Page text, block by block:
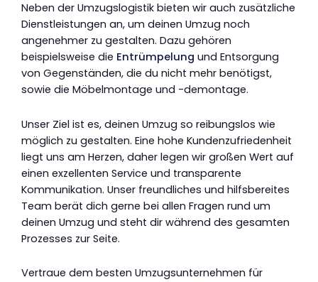
Neben der Umzugslogistik bieten wir auch zusätzliche
Dienstleistungen an, um deinen Umzug noch
angenehmer zu gestalten. Dazu gehören
beispielsweise die Entrümpelung und Entsorgung
von Gegenständen, die du nicht mehr benötigst,
sowie die Möbelmontage und -demontage.
Unser Ziel ist es, deinen Umzug so reibungslos wie
möglich zu gestalten. Eine hohe Kundenzufriedenheit
liegt uns am Herzen, daher legen wir großen Wert auf
einen exzellenten Service und transparente
Kommunikation. Unser freundliches und hilfsbereites
Team berät dich gerne bei allen Fragen rund um
deinen Umzug und steht dir während des gesamten
Prozesses zur Seite.
Vertraue dem besten Umzugsunternehmen für